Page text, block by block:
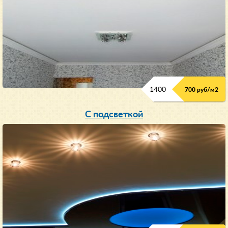
1400 700 руб/м2
С подсветкой